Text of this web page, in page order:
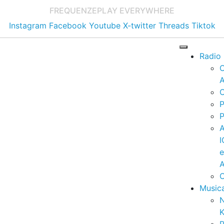
FREQUENZEPLAY EVERYWHERE
Instagram Facebook Youtube X-twitter Threads Tiktok
Radio
e